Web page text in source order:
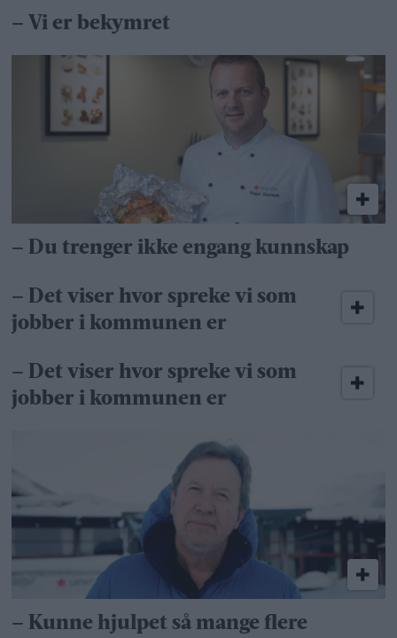
– Vi er bekymret
– Du trenger ikke engang kunnskap
– Det viser hvor spreke vi som
jobber i kommunen er
– Det viser hvor spreke vi som
jobber i kommunen er
– Kunne hjulpet så mange flere